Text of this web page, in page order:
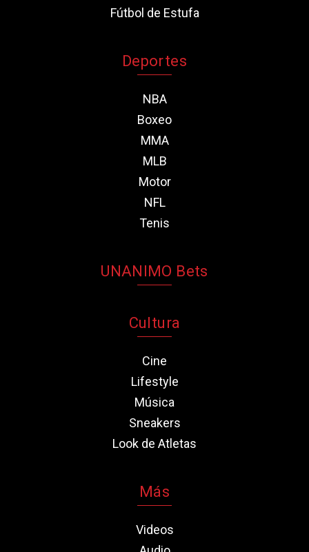
Fútbol de Estufa
Deportes
NBA
Boxeo
MMA
MLB
Motor
NFL
Tenis
UNANIMO Bets
Cultura
Cine
Lifestyle
Música
Sneakers
Look de Atletas
Más
Videos